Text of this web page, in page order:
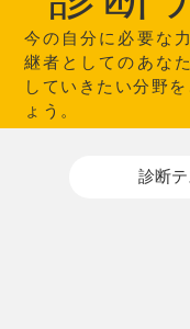
今の自分に必要な
継者としてのあな
していきたい分野
ょう。
診断